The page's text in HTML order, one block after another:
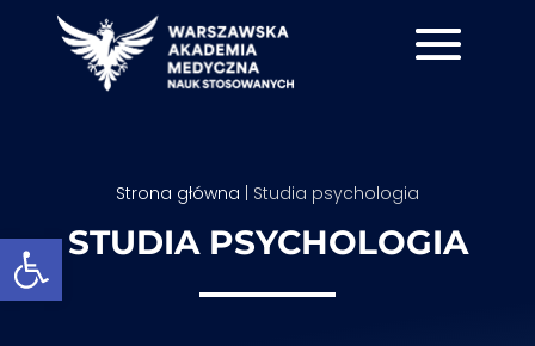
Strona główna Studia psychologia
STUDIA PSYCHOLOGIA
Otwórz pasek narzędzi